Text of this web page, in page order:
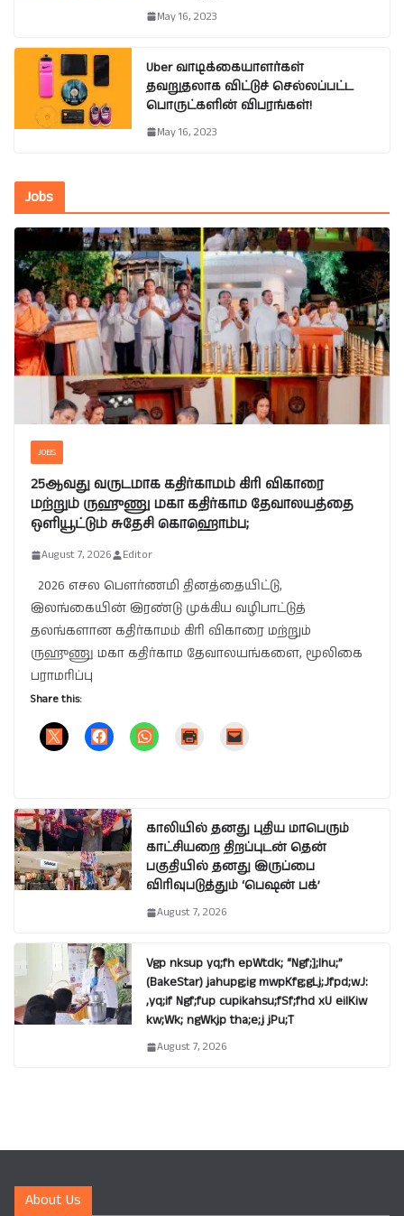
May 16, 2023
Uber வாடிக்கையாளர்கள்
தவறுதலாக விட்டுச் செல்லப்பட்ட
பொருட்களின் விபரங்கள்!
May 16, 2023
Jobs
JOBS
25ஆவது வருடமாக கதிர்காமம் கிரி விகாரை
மற்றும் ருஹுணு மகா கதிர்காம தேவாலயத்தை
ஒளியூட்டும் சுதேசி கொஹொம்ப;
August 7, 2026 Editor
2026 எசல பௌர்ணமி தினத்தையிட்டு,
இலங்கையின் இரண்டு முக்கிய வழிபாட்டுத்
தலங்களான கதிர்காமம் கிரி விகாரை மற்றும்
ருஹுணு மகா கதிர்காம தேவாலயங்களை, மூலிகை
பராமரிப்பு
Share this:
காலியில் தனது புதிய மாபெரும்
காட்சியறை திறப்புடன் தென்
பகுதியில் தனது இருப்பை
விரிவுபடுத்தும் ‘பெஷன் பக்’
August 7, 2026
Vgp nksup yq;fh epWtdk; “Ngf;];lhu;”
(BakeStar) jahupg;ig mwpKfg;gLj;Jfpd;wJ:
,yq;if Ngf;fup cupikahsu;fSf;fhd xU eilKiw
kw;Wk; ngWkjp tha;e;j jPu;T
August 7, 2026
About Us